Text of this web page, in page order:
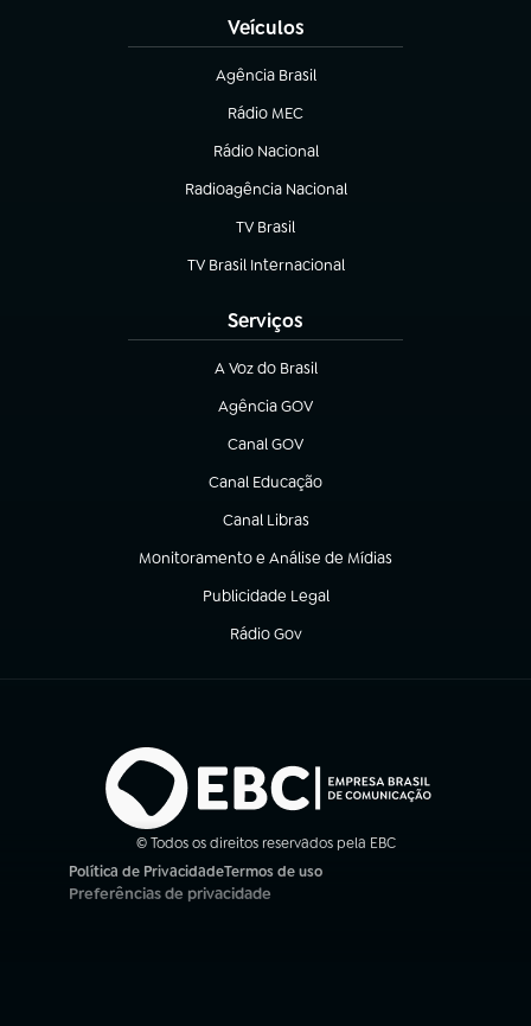
Veículos
Agência Brasil
(abre em nova aba)
Rádio MEC
Rádio Nacional
(abre em nova aba)
Radioagência Nacional
(abre em nova aba)
TV Brasil
(abre em nova aba)
TV Brasil Internacional
(abre em nova aba)
Serviços
A Voz do Brasil
(abre em nova aba)
Agência GOV
(abre em nova aba)
Canal GOV
(abre em nova aba)
Canal Educação
(abre em nova aba)
Canal Libras
(abre em nova aba)
Monitoramento e Análise de Mídias
(abre em nova aba)
Publicidade Legal
(abre em nova aba)
Rádio Gov
(abre em nova aba)
© Todos os direitos reservados pela EBC
Política de Privacidade
(abre em nova aba)
Termos de uso
(abre em nova aba)
Preferências de privacidade